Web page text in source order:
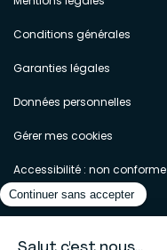
Conditions générales
Garanties légales
Données personnelles
Gérer mes cookies
Accessibilité : non conforme